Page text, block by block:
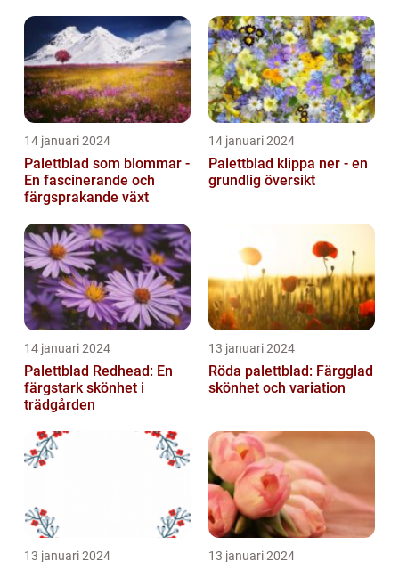
14 januari 2024
Palettblad som blommar -
En fascinerande och
färgsprakande växt
14 januari 2024
Palettblad klippa ner - en
grundlig översikt
14 januari 2024
Palettblad Redhead: En
färgstark skönhet i
trädgården
13 januari 2024
Röda palettblad: Färgglad
skönhet och variation
13 januari 2024 13 januari 2024